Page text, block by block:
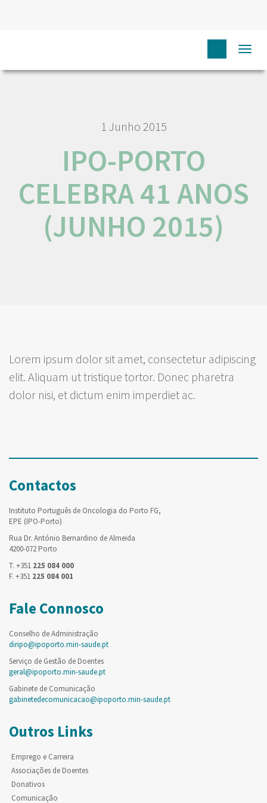
1 Junho 2015
IPO-PORTO
CELEBRA 41 ANOS
(JUNHO 2015)
Lorem ipsum dolor sit amet, consectetur adipiscing
elit. Aliquam ut tristique tortor. Donec pharetra
dolor nisi, et dictum enim imperdiet ac.
Contactos
Instituto Português de Oncologia do Porto FG,
EPE (IPO-Porto)
Rua Dr. António Bernardino de Almeida
4200-072 Porto
T. +351 225 084 000
F. +351 225 084 001
Fale Connosco
Conselho de Administração
diripo@ipoporto.min-saude.pt
Serviço de Gestão de Doentes
geral@ipoporto.min-saude.pt
Gabinete de Comunicação
gabinetedecomunicacao@ipoporto.min-saude.pt
Outros Links
Emprego e Carreira
Associações de Doentes
Donativos
Comunicação